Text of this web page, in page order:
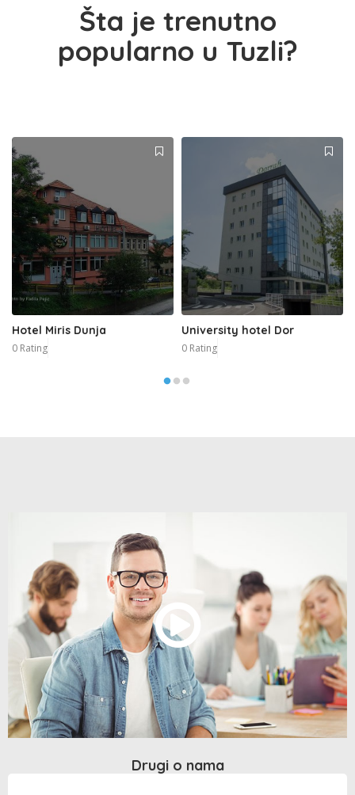
Šta je trenutno
popularno u Tuzli?
Hotel Miris Dunja
0 Rating
University hotel Dor
0 Rating
Drugi o nama